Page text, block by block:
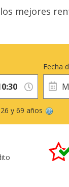
mejores
Fecha
y 69 años